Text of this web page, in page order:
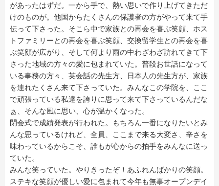
があったはずだ。一から手で、熱い思いで作り上げてきただ
けのものが。他国からたくさんの保護者の方がやって来て手
伝って下さった。そこら中で家族との再会を喜ぶ笑顔、ホス
トファミリーとの再会を喜ぶ笑顔、交換留学生との再会を喜
ぶ笑顔が広がり、そして何より雨の中わざわざ訪れてきて下
さった地域の方々の愛に包まれていた。普段お世話になって
いる事務の方々、英会話の先生方、日本人の先生方が、家族
を連れたくさん来て下さっていた。みんなこの学院を、ここ
で頑張っている私達を誇りに思って来て下さっているんだな
ぁ、そんな風に思い、心が温かくなった。
閉会式で成績発表が行われた。もちろん一番になりたいとみ
んな思っているけれど、全員、ここまで来る大変さ、辛さを
味わっているからこそ、誰もが心からの拍手をみんなに送っ
ていた。
みんな笑っていた。やりきったぞ！あふれんばかりの笑顔。
ステキな笑顔が優しい愛に包まれて今年も無事オープンデイ